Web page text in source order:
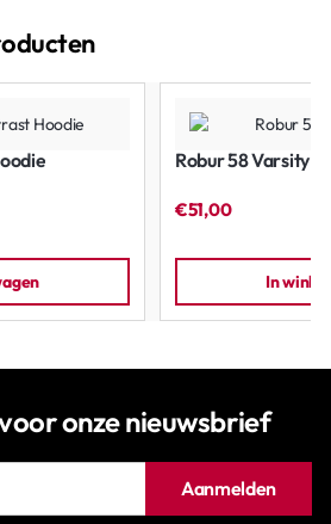
Robur 58 Varsity
€51,00
In
onze nieuwsbrief
Aanmelden